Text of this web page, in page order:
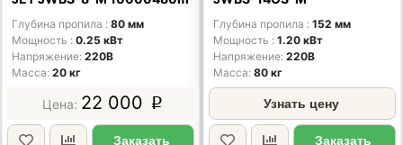
Глубина пропила
80 мм
Мощность
0.25 кВт
Напряжение 220В
Масса 20 кг
22 000 p
Заказать
Глубина пропила
152 мм
Мощность
1.20 кВт
Напряжение 220В
Масса 80 кг
Узнать цену
Заказать